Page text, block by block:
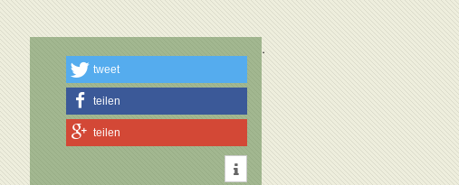
tweet
teilen
teilen